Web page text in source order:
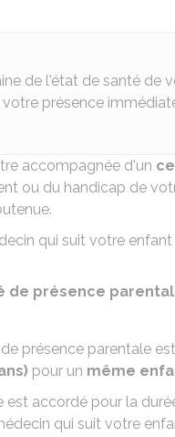
de l'état de santé de
présence
accompagnée d'un
ou du handicap de
qui suit votre
de présence
présence parentale
pour un même
est accordé pour la
qui suit votre